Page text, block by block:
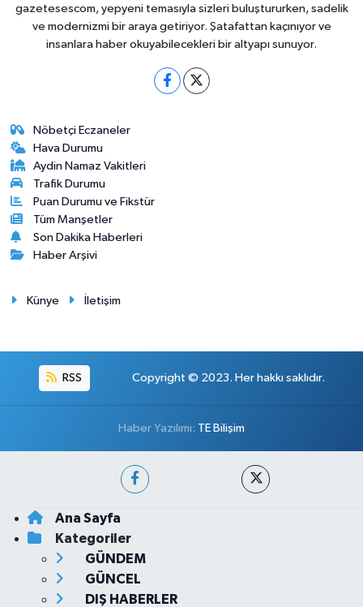
gazetesescom, yepyeni temasıyla sizleri buluştururken, sadelik
ve modernizmi bir araya getiriyor. Şatafattan kaçınıyor ve
insanlara haber okuyabilecekleri bir altyapı sunuyor.
Nöbetçi Eczaneler
Hava Durumu
Aydin Namaz Vakitleri
Trafik Durumu
Puan Durumu ve Fikstür
Tüm Manşetler
Son Dakika Haberleri
Haber Arşivi
Künye İletişim
RSS Copyright © 2023. Her hakkı saklıdır.
Haber Yazılımı: TE Bilişim
Ana Sayfa
Kategoriler
GÜNDEM
GÜNCEL
DIŞ HABERLER